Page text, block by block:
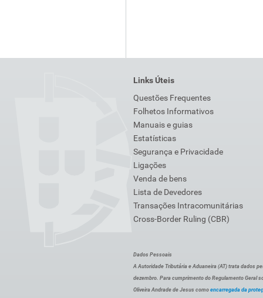
Links Úteis
Questões Frequentes
Folhetos Informativos
Manuais e guias
Estatísticas
Segurança e Privacidade
Ligações
Venda de bens
Lista de Devedores
Transações Intracomunitárias
Cross-Border Ruling (CBR)
Dados Pessoais
A Autoridade Tributária e Aduaneira (AT) trata dados
dezembro. Para cumprimento do Regulamento Geral
Oliveira Andrade de Jesus como encarregada da